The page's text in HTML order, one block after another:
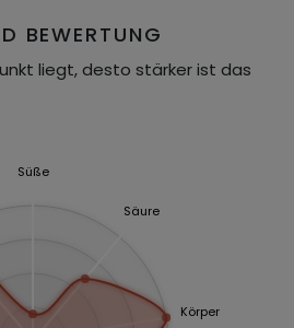
BEWERTUNG
liegt, desto stärker ist das
Süße
Säure
Körper